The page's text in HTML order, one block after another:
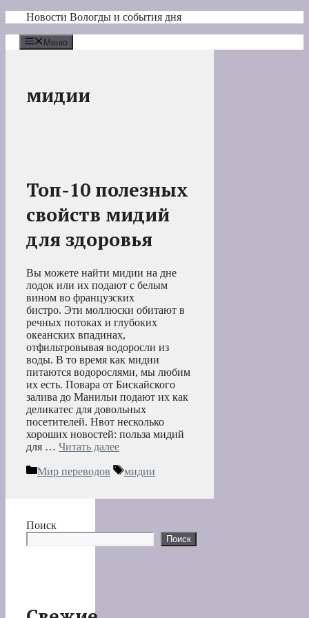
Перейти
содержимому
Новости Вологды и события дня
Меню
мидии
Топ-10 полезных
свойств мидий
для здоровья
Вы можете найти мидии на дне
лодок или их подают с белым
вином во французских
бистро. Эти моллюски обитают в
речных потоках и глубоких
океанских впадинах,
отфильтровывая водоросли из
воды. В то время как мидии
питаются водорослями, мы любим
их есть. Повара от Бискайского
залива до Манильи подают их как
деликатес для довольных
посетителей. Hвот несколько
хороших новостей: польза мидий
для … Читать далее
Рубрики
Мир переводов Метки
мидии
Поиск
Поиск